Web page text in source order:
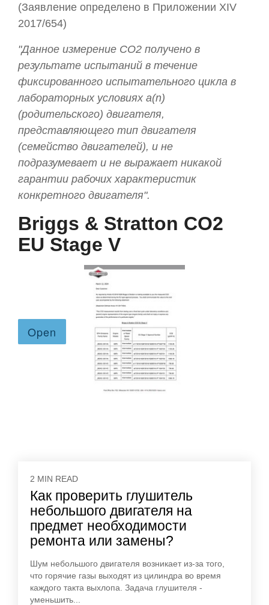
(Заявление определено в Приложении XIV
2017/654)
"Данное измерение CO2 получено в
результате испытаний в течение
фиксированного испытательного цикла в
лабораторных условиях а(n)
(родительского) двигателя,
представляющего тип двигателя
(семейство двигателей), и не
подразумевает и не выражает никакой
гарантии рабочих характеристик
конкретного двигателя".
Briggs & Stratton CO2
EU Stage V
2 MIN READ
Как проверить глушитель
небольшого двигателя на
предмет необходимости
ремонта или замены?
Шум небольшого двигателя возникает из-за того,
что горячие газы выходят из цилиндра во время
каждого такта выхлопа. Задача глушителя -
уменьшить...